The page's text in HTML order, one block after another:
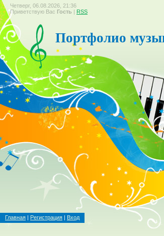
Четверг, 06.08.2026, 21:36
Приветствую Вас Гость | RSS
Портфолио
Главная | Регистрация | Вход